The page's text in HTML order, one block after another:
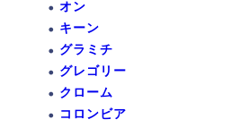
オン
キーン
グラミチ
グレゴリー
クローム
コロンビア